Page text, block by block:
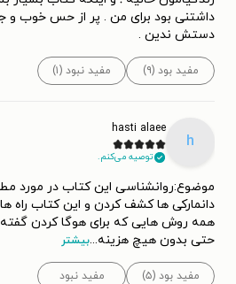
داشتنی بود برای من . پر از حس خوب و
دستش ندین .
مفید بود (۹) مفید نبود (۱)
h
hasti alaee
توصیه می‌کنم.
موضوع:روانشناسی این کتاب در مورد
دانمارکی ها کشف کردن و این کتاب راه
همه روش هایی که برای هوگا کردن
حتی بدون هیچ هزینه...بیشتر
مفید بود (۵) مفید نبود